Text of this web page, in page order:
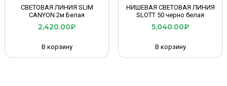
СВЕТОВАЯ ЛИНИЯ SLIM
CANYON 2м Белая
2,420.00₽
В корзину
НИШЕВАЯ СВЕТОВАЯ ЛИНИЯ
SLOTT 50 черно белая
5,040.00₽
В корзину